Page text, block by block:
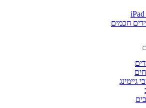
חכמים
גיימינג